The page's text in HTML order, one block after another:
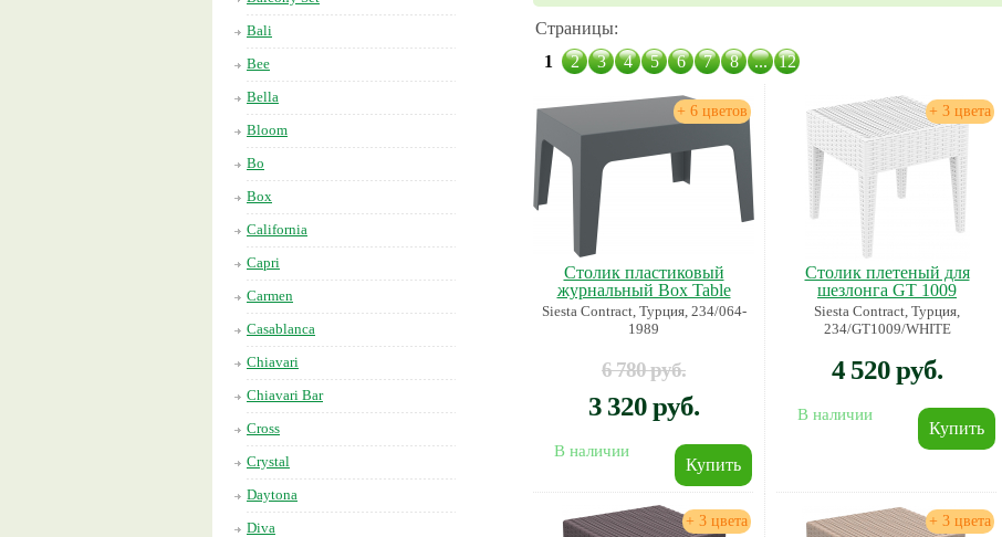
Bali
Bee
Bella
Bloom
Bo
Box
California
Capri
Carmen
Casablanca
Chiavari
Chiavari Bar
Cross
Crystal
Daytona
Diva
Страницы:
1
2 3 4 5 6 7 8 ... 12
+ 6 цветов
Столик пластиковый
журнальный Box Table
Siesta Contract, Турция, 234/064-
1989
6 780 руб.
3 320 руб.
В наличии
+ 3 цвета
Столик плетеный для
шезлонга GT 1009
Siesta Contract, Турция,
234/GT1009/WHITE
4 520 руб.
В наличии
+ 3 цвета + 3 цвета